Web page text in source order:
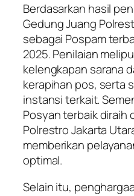
Berdasarkan hasil
Gedung Juang
sebagai Pospam
2025. Penilaian
kelengkapan sarana
kerapihan pos, serta
instansi terkait.
Posyan terbaik diraih
Polrestro Jakarta
memberikan
optimal.
Selain itu,